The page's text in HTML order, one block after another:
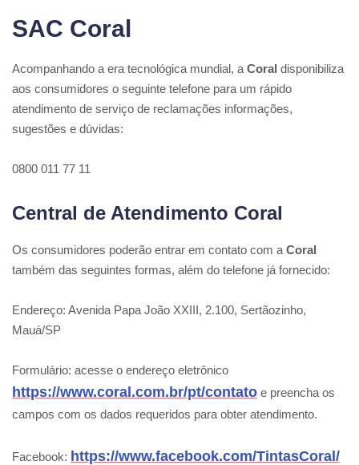
SAC Coral
Acompanhando a era tecnológica mundial, a Coral disponibiliza
aos consumidores o seguinte telefone para um rápido
atendimento de serviço de reclamações informações,
sugestões e dúvidas:
0800 011 77 11
Central de Atendimento Coral
Os consumidores poderão entrar em contato com a Coral
também das seguintes formas, além do telefone já fornecido:
Endereço: Avenida Papa João XXIII, 2.100, Sertãozinho,
Mauá/SP
Formulário: acesse o endereço eletrônico
https://www.coral.com.br/pt/contato e preencha os
campos com os dados requeridos para obter atendimento.
Facebook: https://www.facebook.com/TintasCoral/